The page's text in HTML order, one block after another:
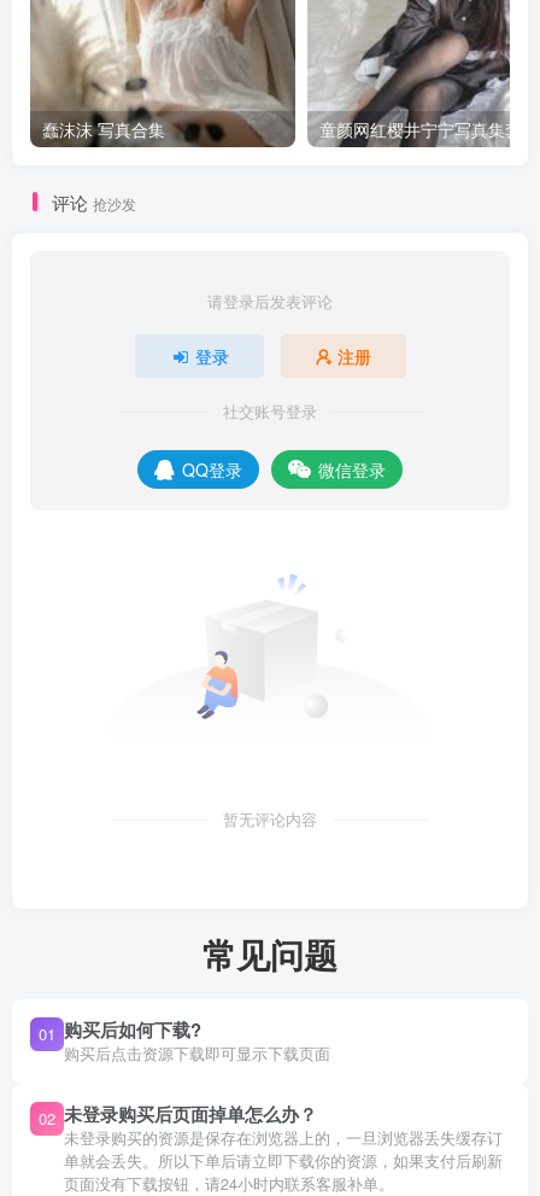
蠢沫沫 写真合集 童颜网红樱井宁宁写真集套图
评论 抢沙发
请登录后发表评论
登录 注册
社交账号登录
QQ登录 微信登录
暂无评论内容
常见问题
01 购买后如何下载?
购买后点击资源下载即可显示下载页面
02 未登录购买后页面掉单怎么办？
未登录购买的资源是保存在浏览器上的，一旦浏览器丢失缓存订
单就会丢失。所以下单后请立即下载你的资源，如果支付后刷新
页面没有下载按钮，请24小时内联系客服补单。